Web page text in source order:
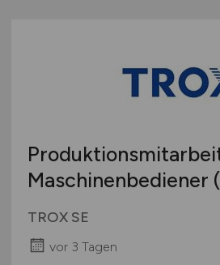
Maschinenbediener
TROX SE
vor 3 Tagen